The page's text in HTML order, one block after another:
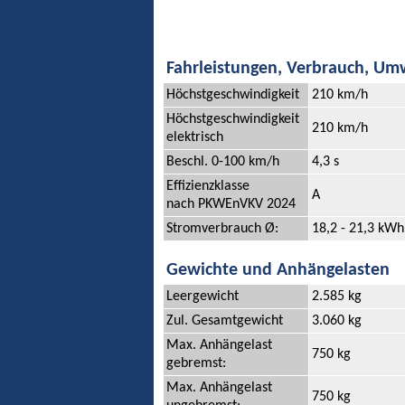
Fahrleistungen, Verbrauch,
Höchstgeschwindigkeit
210 km/h
Höchstgeschwindigkeit
elektrisch
210 km/h
Beschl. 0-100 km/h
4,3 s
Effizienzklasse
nach PKWEnVKV 2024
A
Stromverbrauch Ø: 18,2 - 21,3
Gewichte und Anhängelasten
Leergewicht
2.585 kg
Zul. Gesamtgewicht
3.060 kg
Max. Anhängelast
gebremst:
750 kg
Max. Anhängelast
750 kg